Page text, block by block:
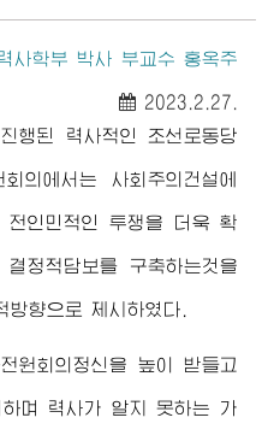
사학부 박사 부교수 홍옥주
2023.2.27.
행된 력사적인 조선로동당
의에서는 사회주의건설에
인민적인 투쟁을 더욱 확
정적담보를 구축하는것을
향으로 제시하였다.
원회의정신을 높이 받들고
며 력사가 알지 못하는 가